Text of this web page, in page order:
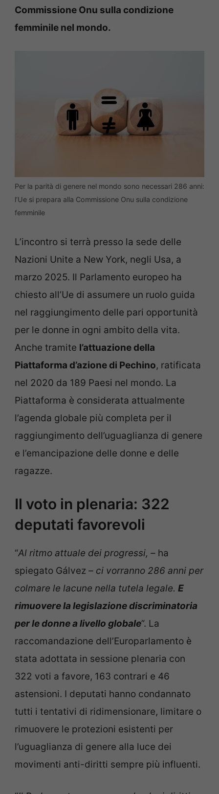
Commissione Onu sulla condizione
femminile nel mondo.
Per la parità di genere nel mondo sono necessari 286 anni:
l’Ue si prepara alla Commissione Onu sulla condizione
femminile
L’incontro si terrà presso la sede delle
Nazioni Unite a New York, negli Usa, a
marzo 2025. Il Parlamento europeo ha
chiesto all’Ue di assumere un ruolo guida
nel raggiungimento delle pari opportunità
per le donne in ogni ambito della vita.
Anche tramite l’attuazione della
Piattaforma d’azione di Pechino, ratificata
nel 2020 da 189 Paesi nel mondo. La
Piattaforma è considerata attualmente
l’agenda globale più completa per il
raggiungimento dell’uguaglianza di genere
e l’emancipazione delle donne e delle
ragazze.
Il voto in plenaria: 322
deputati favorevoli
“Al ritmo attuale dei progressi, – ha
spiegato Gálvez – ci vorranno 286 anni per
colmare le lacune nella tutela legale. E
rimuovere la legislazione discriminatoria
per le donne a livello globale”. La
raccomandazione dell’Europarlamento è
stata adottata in sessione plenaria con
322 voti a favore, 163 contrari e 46
astensioni. I deputati hanno condannato
tutti i tentativi di ridimensionare, limitare o
rimuovere le protezioni esistenti per
l’uguaglianza di genere alla luce dei
movimenti anti-diritti sempre più influenti.